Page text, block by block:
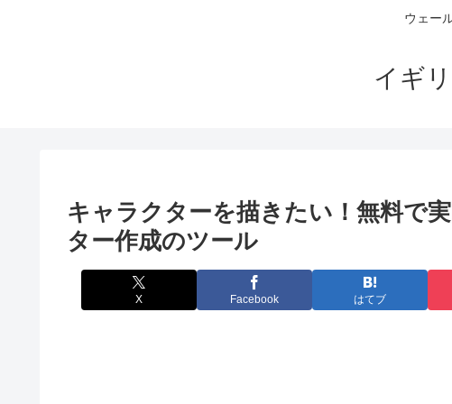
ウェー
イギ
キャラクターを描きたい！無料で
ター作成のツール
X Facebook はてブ